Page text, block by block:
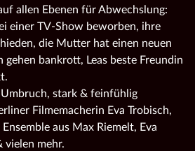
allen Ebenen für Abwechslung:
einer TV-Show beworben, ihre
die Mutter hat einen neuen
gehen bankrott, Leas beste Freundin
stark & feinfühlig
Filmemacherin Eva Trobisch,
aus Max Riemelt, Eva
vielen mehr.